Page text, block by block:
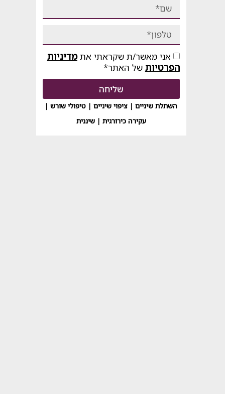
אני מאשר/ת שקראתי אתמדיניות
הפרטיות של האתר*
שליחה
השתלת שיניים | ציפוי שיניים | טיפולי שורש |
עקירה כירורגית | שיננית